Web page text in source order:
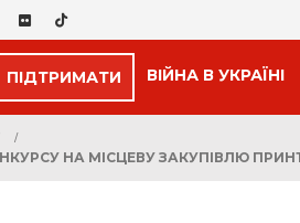
ПІДТРИМАТИ ВІЙНА В УКРАЇНІ
НА МІСЦЕВУ ЗАКУПІВЛЮ